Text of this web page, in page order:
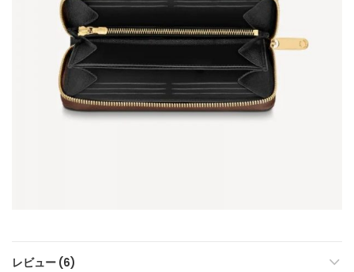
レビュー (6)